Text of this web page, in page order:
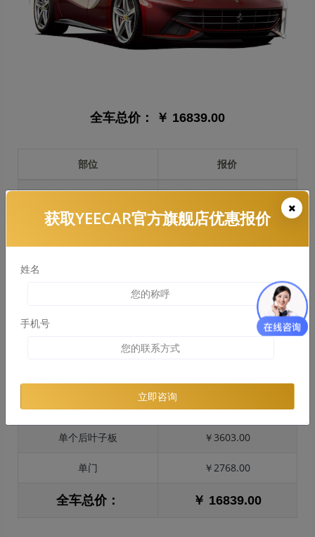
全车总价： ￥ 16839.00
部位 报价
前保险杠 ￥2435.00
引擎盖 ￥4119.00
车顶 ￥2926.00
单个后叶子板 ￥3603.00
单门 ￥2768.00
全车总价： ￥ 16839.00
获取YEECAR官方旗舰店优惠报价
姓名
手机号
立即咨询